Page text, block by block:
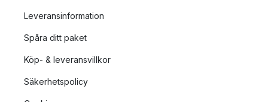
Leveransinformation
Spåra ditt paket
Köp- & leveransvillkor
Säkerhetspolicy